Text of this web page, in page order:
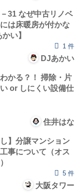
31 なぜ中古リノベ
は床暖房が付かな
い】
1 件
DJあかい
かる？！ 掃除・片
or しにくい設備仕
住井はな
し】分譲マンション
事について（オス
5 件
大阪タワー